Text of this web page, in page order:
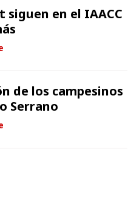
siguen en el IAACC
de los campesinos
Serrano